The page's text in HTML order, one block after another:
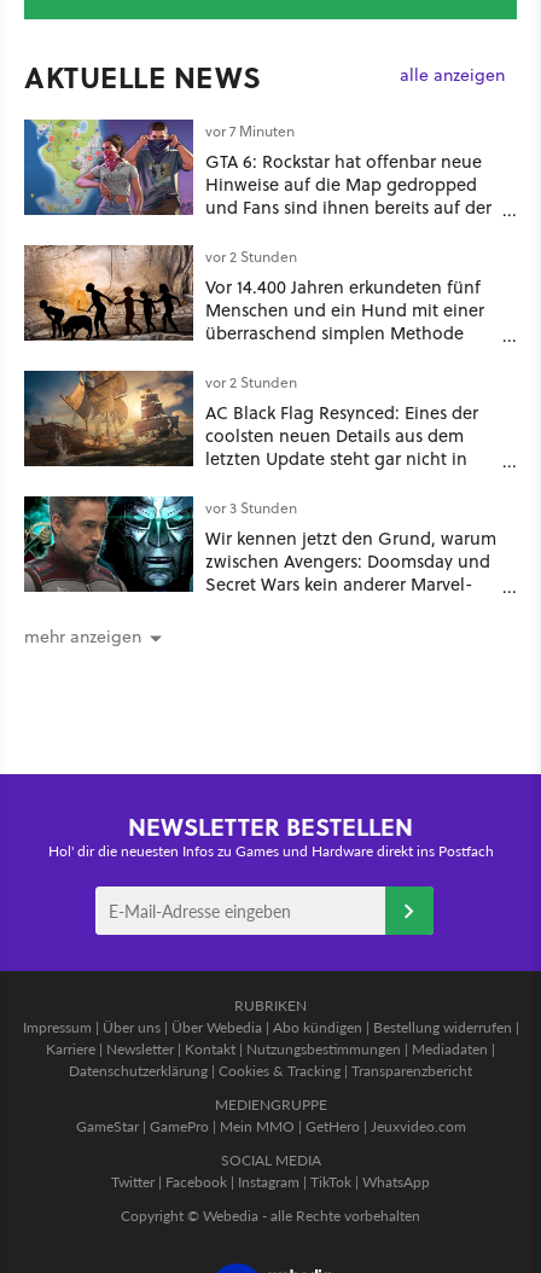
AKTUELLE NEWS alle anzeigen
vor 7 Minuten
GTA 6: Rockstar hat offenbar neue
Hinweise auf die Map gedropped
und Fans sind ihnen bereits auf der
vor 2 Stunden
Vor 14.400 Jahren erkundeten fünf
Menschen und ein Hund mit einer
überraschend simplen Methode
Spuren für die Ewigkeit
vor 2 Stunden
AC Black Flag Resynced: Eines der
coolsten neuen Details aus dem
letzten Update steht gar nicht in
vor 3 Stunden
Wir kennen jetzt den Grund, warum
zwischen Avengers: Doomsday und
Secret Wars kein anderer Marvel-
mehr anzeigen
NEWSLETTER BESTELLEN
Hol' dir die neuesten Infos zu Games und Hardware direkt ins Postfach
RUBRIKEN
Impressum | Über uns| Über Webedia | Abo kündigen | Bestellung widerrufen |
Karriere | Newsletter | Kontakt | Nutzungsbestimmungen | Mediadaten |
Datenschutzerklärung | Cookies & Tracking | Transparenzbericht
MEDIENGRUPPE
GameStar| GamePro | Mein MMO | GetHero | Jeuxvideo.com
SOCIAL MEDIA
Twitter | Facebook | Instagram | TikTok | WhatsApp
Copyright © Webedia - alle Rechte vorbehalten